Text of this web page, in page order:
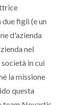
figli (e un
d'azienda
nel
in cui
la missione
questa